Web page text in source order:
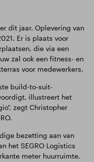
dit jaar. Oplevering van
Er is plaats voor
die via een
zal ook een fitness- en
voor medewerkers.
build-to-suit-
illustreert het
zegt Christopher
bezetting aan van
het SEGRO Logistics
meter huurruimte.